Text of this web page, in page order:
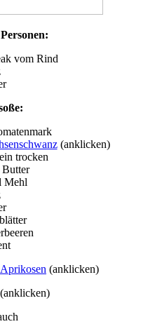
vom Rind
(anklicken)
trocken
Butter
Mehl
(anklicken)